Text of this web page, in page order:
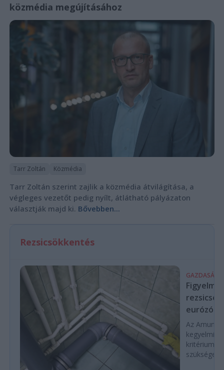
közmédia megújításához
Tarr Zoltán Közmédia
Tarr Zoltán szerint zajlik a közmédia átvilágítása, a
végleges vezetőt pedig nyílt, átlátható pályázaton
választják majd ki. Bővebben...
Rezsicsökkentés
GAZDASÁG
Az Amundi
kegyelmi